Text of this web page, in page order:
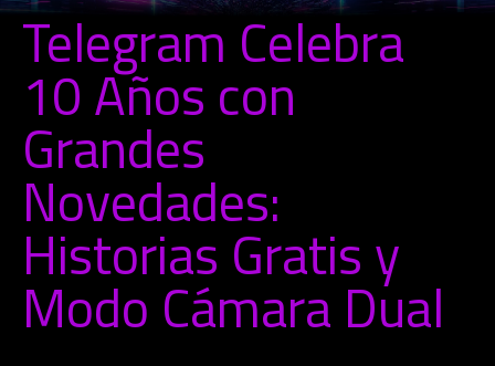
Telegram Celebra
10 Años con
Grandes
Novedades:
Historias Gratis y
Modo Cámara Dual